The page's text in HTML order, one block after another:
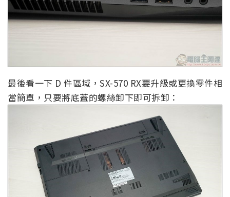
最後看一下 D 件區域，SX-570 RX要升級或更換零件相
當簡單，只要將底蓋的螺絲卸下即可拆卸：